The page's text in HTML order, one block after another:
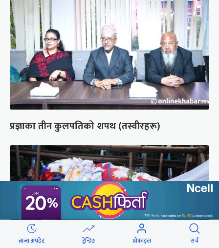
प्रज्ञाका तीन कुलपतिको शपथ (तस्वीरहरू)
ताजा अपडेट ट्रेन्डिङ प्रोफाइल सर्च